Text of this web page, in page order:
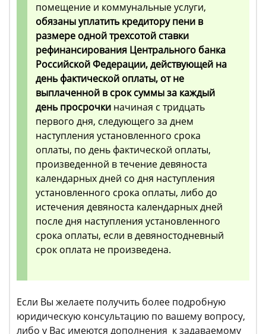
помещение и коммунальные услуги,
обязаны уплатить кредитору пени в
размере одной трехсотой ставки
рефинансирования Центрального банка
Российской Федерации, действующей на
день фактической оплаты, от не
выплаченной в срок суммы за каждый
день просрочки начиная с тридцать
первого дня, следующего за днем
наступления установленного срока
оплаты, по день фактической оплаты,
произведенной в течение девяноста
календарных дней со дня наступления
установленного срока оплаты, либо до
истечения девяноста календарных дней
после дня наступления установленного
срока оплаты, если в девяностодневный
срок оплата не произведена.
Если Вы желаете получить более подробную
юридическую консультацию по вашему вопросу,
либо у Вас имеются дополнения к задаваемому